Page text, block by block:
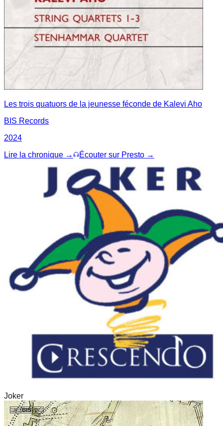
Les trois quatuors de la jeunesse féconde de Kalevi Aho
BIS Records
2024
Lire la chronique →
Écouter sur Presto →
Joker